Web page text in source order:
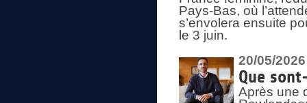
Pays-Bas, où
s’envolera ensuite
le 3 juin.
20/05/2026
Que
Après une